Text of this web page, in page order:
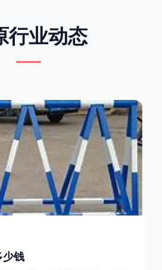
行业动态
少钱